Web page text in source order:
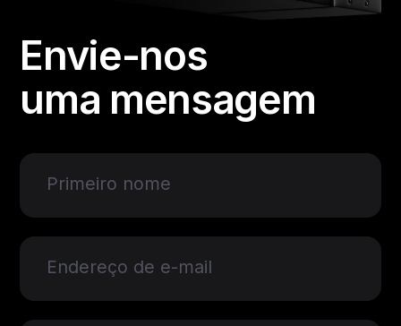
Envie-nos
uma mensagem
Primeiro nome
Endereço de e-mail